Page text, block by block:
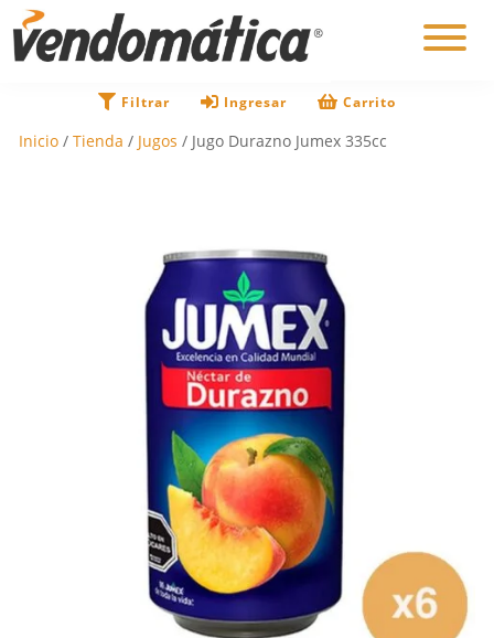
Filtrar Ingresar Carrito
Inicio / Tienda / Jugos / Jugo Durazno Jumex 335cc